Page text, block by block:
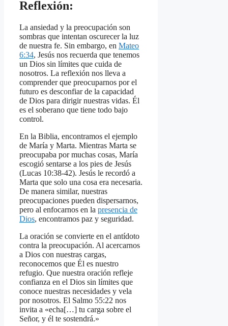
Reflexión:
La ansiedad y la preocupación son
sombras que intentan oscurecer la luz
de nuestra fe. Sin embargo, en Mateo
6:34, Jesús nos recuerda que tenemos
un Dios sin límites que cuida de
nosotros. La reflexión nos lleva a
comprender que preocuparnos por el
futuro es desconfiar de la capacidad
de Dios para dirigir nuestras vidas. Él
es el soberano que tiene todo bajo
control.
En la Biblia, encontramos el ejemplo
de María y Marta. Mientras Marta se
preocupaba por muchas cosas, María
escogió sentarse a los pies de Jesús
(Lucas 10:38-42). Jesús le recordó a
Marta que solo una cosa era necesaria.
De manera similar, nuestras
preocupaciones pueden dispersarnos,
pero al enfocarnos en la presencia de
Dios, encontramos paz y seguridad.
La oración se convierte en el antídoto
contra la preocupación. Al acercarnos
a Dios con nuestras cargas,
reconocemos que Él es nuestro
refugio. Que nuestra oración refleje
confianza en el Dios sin límites que
conoce nuestras necesidades y vela
por nosotros. El Salmo 55:22 nos
invita a «echa[…] tu carga sobre el
Señor, y él te sostendrá.»